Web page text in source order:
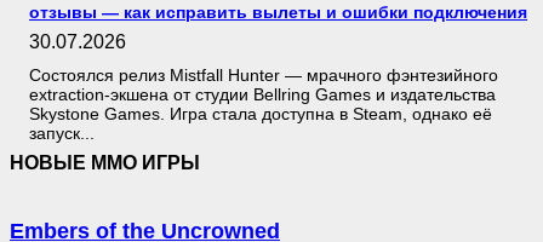
отзывы — как исправить вылеты и ошибки подключения
30.07.2026
Состоялся релиз Mistfall Hunter — мрачного фэнтезийного
extraction-экшена от студии Bellring Games и издательства
Skystone Games. Игра стала доступна в Steam, однако её
запуск...
НОВЫЕ MMO ИГРЫ
Embers of the Uncrowned